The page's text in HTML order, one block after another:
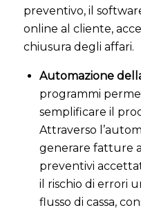
preventivo, il
online al cliente,
chiusura degli affari.
Automazione
programmi
semplificare il
Attraverso
generare fatture
preventivi
il rischio di errori
flusso di cassa,